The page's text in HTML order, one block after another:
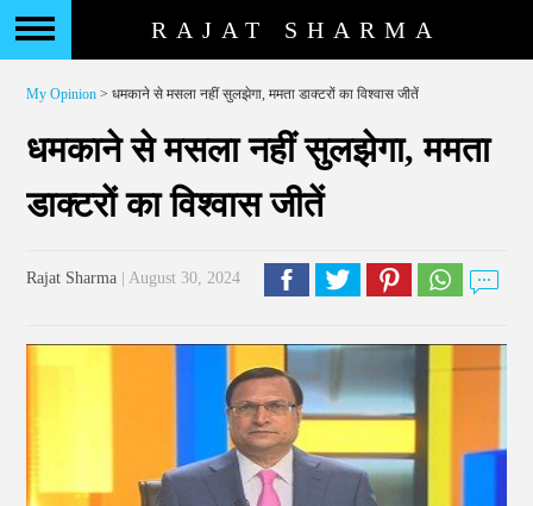
RAJAT SHARMA
My Opinion > धमकाने से मसला नहीं सुलझेगा, ममता डाक्टरों का विश्वास जीतें
धमकाने से मसला नहीं सुलझेगा, ममता
डाक्टरों का विश्वास जीतें
Rajat Sharma | August 30, 2024